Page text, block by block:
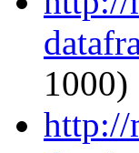
1000)
http://